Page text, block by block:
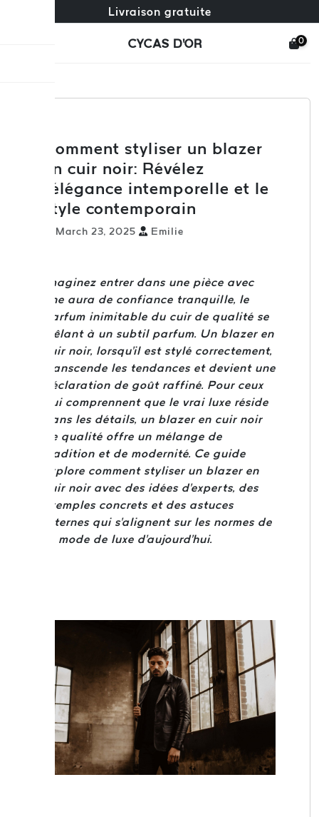
Échange gratuit + retours gratuits
Livraison gratuite
Service client 24/7
CYCAS D'OR 0
Comment styliser un blazer
en cuir noir: Révélez
l'élégance intemporelle et le
style contemporain
March 23, 2025 Emilie
Imaginez entrer dans une pièce avec
une aura de confiance tranquille, le
parfum inimitable du cuir de qualité se
mêlant à un subtil parfum. Un blazer en
cuir noir, lorsqu'il est stylé correctement,
transcende les tendances et devient une
déclaration de goût raffiné. Pour ceux
qui comprennent que le vrai luxe réside
dans les détails, un blazer en cuir noir
de qualité offre un mélange de
tradition et de modernité. Ce guide
explore comment styliser un blazer en
cuir noir avec des idées d'experts, des
exemples concrets et des astuces
internes qui s'alignent sur les normes de
la mode de luxe d'aujourd'hui.